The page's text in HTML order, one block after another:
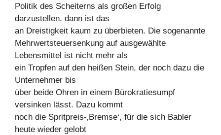
Politik des Scheiterns als großen Erfolg
darzustellen, dann ist das
an Dreistigkeit kaum zu überbieten. Die sogenannte
Mehrwertsteuersenkung auf ausgewählte
Lebensmittel ist nicht mehr als
ein Tropfen auf den heißen Stein, der noch dazu die
Unternehmer bis
über beide Ohren in einem Bürokratiesumpf
versinken lässt. Dazu kommt
noch die Spritpreis-‚Bremse‘, für die sich Babler
heute wieder gelobt